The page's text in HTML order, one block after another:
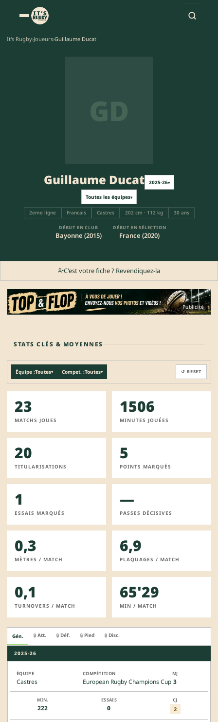
It's Rugby›Joueurs›Guillaume Ducat
GD
Guillaume Ducat 2025-26▾
Toutes les équipes▾
2eme ligne Francais Castres 202 cm · 112 kg 30 ans
DÉBUT EN CLUB
Bayonne (2015)
DÉBUT EN SÉLECTION
France (2020)
C'est votre fiche ? Revendiquez-la
Publicité
STATS CLÉS & MOYENNES
Équipe :Toutes▾ Compet. :Toutes▾ ↺ RESET
23
MATCHS JOUES
1506
MINUTES JOUÉES
20
TITULARISATIONS
5
POINTS MARQUÉS
1
ESSAIS MARQUÉS
—
PASSES DÉCISIVES
0,3
MÈTRES / MATCH
6,9
PLAQUAGES / MATCH
0,1
TURNOVERS / MATCH
65'29
MIN / MATCH
Gén. 🔒 Att. 🔒 Déf. 🔒 Pied 🔒 Disc.
2025-26
Castres European Rugby Champions Cup 3
222 0 2